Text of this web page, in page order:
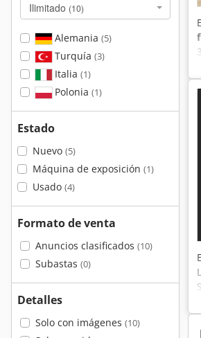
Ilimitado (10)
Alemania (5)
Turquía (3)
Italia (1)
Polonia (1)
Estado
Nuevo (5)
Máquina de exposición (1)
Usado (4)
Formato de venta
Anuncios clasificados (10)
Subastas (0)
Detalles
Solo con imágenes (10)